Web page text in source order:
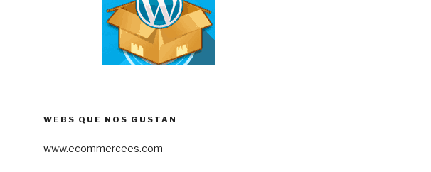
WEBS QUE NOS GUSTAN
www.ecommercees.com